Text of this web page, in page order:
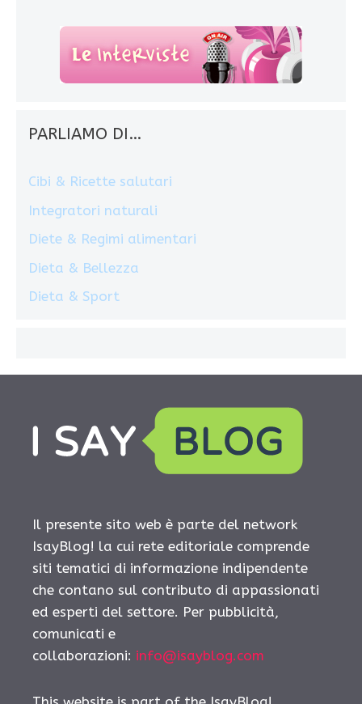
PARLIAMO DI…
Cibi & Ricette salutari
Integratori naturali
Diete & Regimi alimentari
Dieta & Bellezza
Dieta & Sport
Il presente sito web è parte del network
IsayBlog! la cui rete editoriale comprende
siti tematici di informazione indipendente
che contano sul contributo di appassionati
ed esperti del settore. Per pubblicità,
comunicati e
collaborazioni: info@isayblog.com